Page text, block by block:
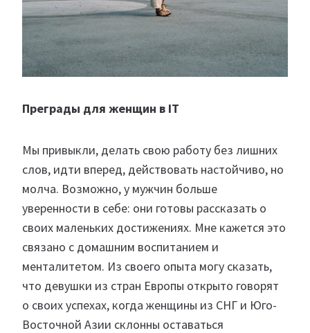
Преграды для женщин в IT
Мы привыкли, делать свою работу без лишних
слов, идти вперед, действовать настойчиво, но
молча. Возможно, у мужчин больше
уверенности в себе: они готовы рассказать о
своих маленьких достижениях. Мне кажется это
связано с домашним воспитанием и
менталитетом. Из своего опыта могу сказать,
что девушки из стран Европы открыто говорят
о своих успехах, когда женщины из СНГ и Юго-
Восточной Азии склонны оставаться